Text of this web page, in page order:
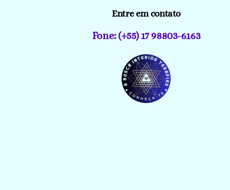
Entre em contato
Fone: (+55) 17 98803-6163